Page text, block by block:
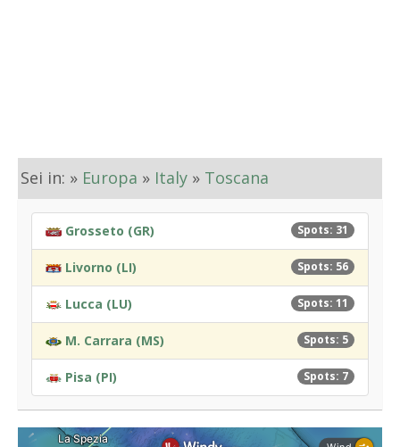
Sei in: » Europa » Italy » Toscana
Spots: 31
Grosseto (GR)
Spots: 56
Livorno (LI)
Spots: 11
Lucca (LU)
Spots: 5
M. Carrara (MS)
Spots: 7
Pisa (PI)